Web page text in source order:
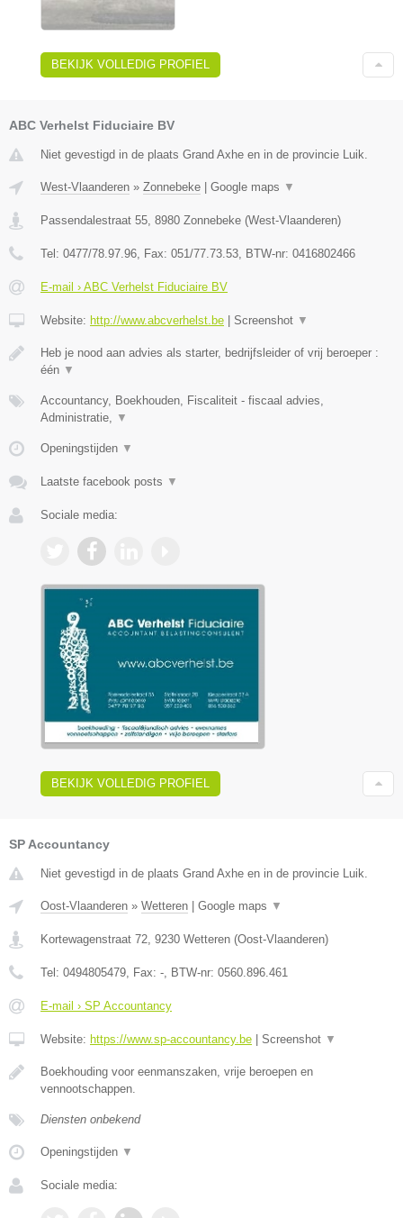
BEKIJK VOLLEDIG PROFIEL
ABC Verhelst Fiduciaire BV
Niet gevestigd in de plaats Grand Axhe en in de provincie Luik.
West-Vlaanderen » Zonnebeke Google maps ▼
Passendalestraat 55 8980 Zonnebeke (West-Vlaanderen)
Tel: 0477/78.97.96 , Fax: 051/77.73.53 , BTW-nr: 0416802466
E-mail › ABC Verhelst Fiduciaire BV
Website: http://www.abcverhelst.be Screenshot ▼
Heb je nood aan advies als starter, bedrijfsleider of vrij beroeper :
één ▼
Accountancy, Boekhouden, Fiscaliteit - fiscaal advies,
Administratie,
▼
Openingstijden ▼
Laatste facebook posts ▼
Sociale media:
BEKIJK VOLLEDIG PROFIEL
SP Accountancy
Niet gevestigd in de plaats Grand Axhe en in de provincie Luik.
Oost-Vlaanderen » Wetteren Google maps ▼
Kortewagenstraat 72, 9230 Wetteren (Oost-Vlaanderen)
Tel: 0494805479, Fax: -, BTW-nr: 0560.896.461
E-mail › SP Accountancy
Website: https://www.sp-accountancy.be Screenshot ▼
Boekhouding voor eenmanszaken, vrije beroepen en
vennootschappen.
Diensten onbekend
Openingstijden ▼
Sociale media: